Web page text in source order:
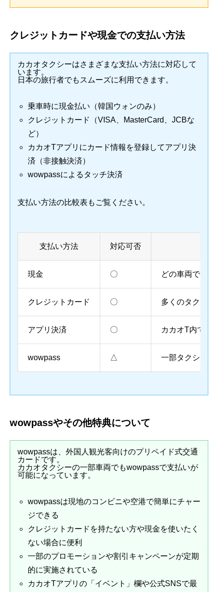
クレジットカードや現金での支払い方法
カカオタクシーはさまざまな支払い方法に対応して
います。
日本の旅行者でもスムーズに利用できます。
乗車時に現金払い（韓国ウォンのみ）
クレジットカード（VISA、MasterCard、JCBな
ど）
カカオTアプリにカード情報を登録してアプリ決
済（非接触決済）
wowpassによるタッチ決済
支払い方法の比較表もご覧ください。
支払い方法 対応可否
現金 〇 どの車両でも
クレジットカード 〇 多くのタクシ
アプリ決済 〇 カカオT内で事
wowpass △ 一部タクシー
wowpassやその他特典について
wowpassは、外国人観光客向けのプリペイド式交通
カードです。
カカオタクシーの一部車両でもwowpassで支払いが
可能になっています。
wowpassは現地のコンビニや空港で簡単にチャー
ジできる
クレジットカードを持たない方や現金を使いたく
ない場合に便利
一部のプロモーションや割引キャンペーンが定期
的に実施されている
カカオTアプリの「イベント」欄や公式SNSで最